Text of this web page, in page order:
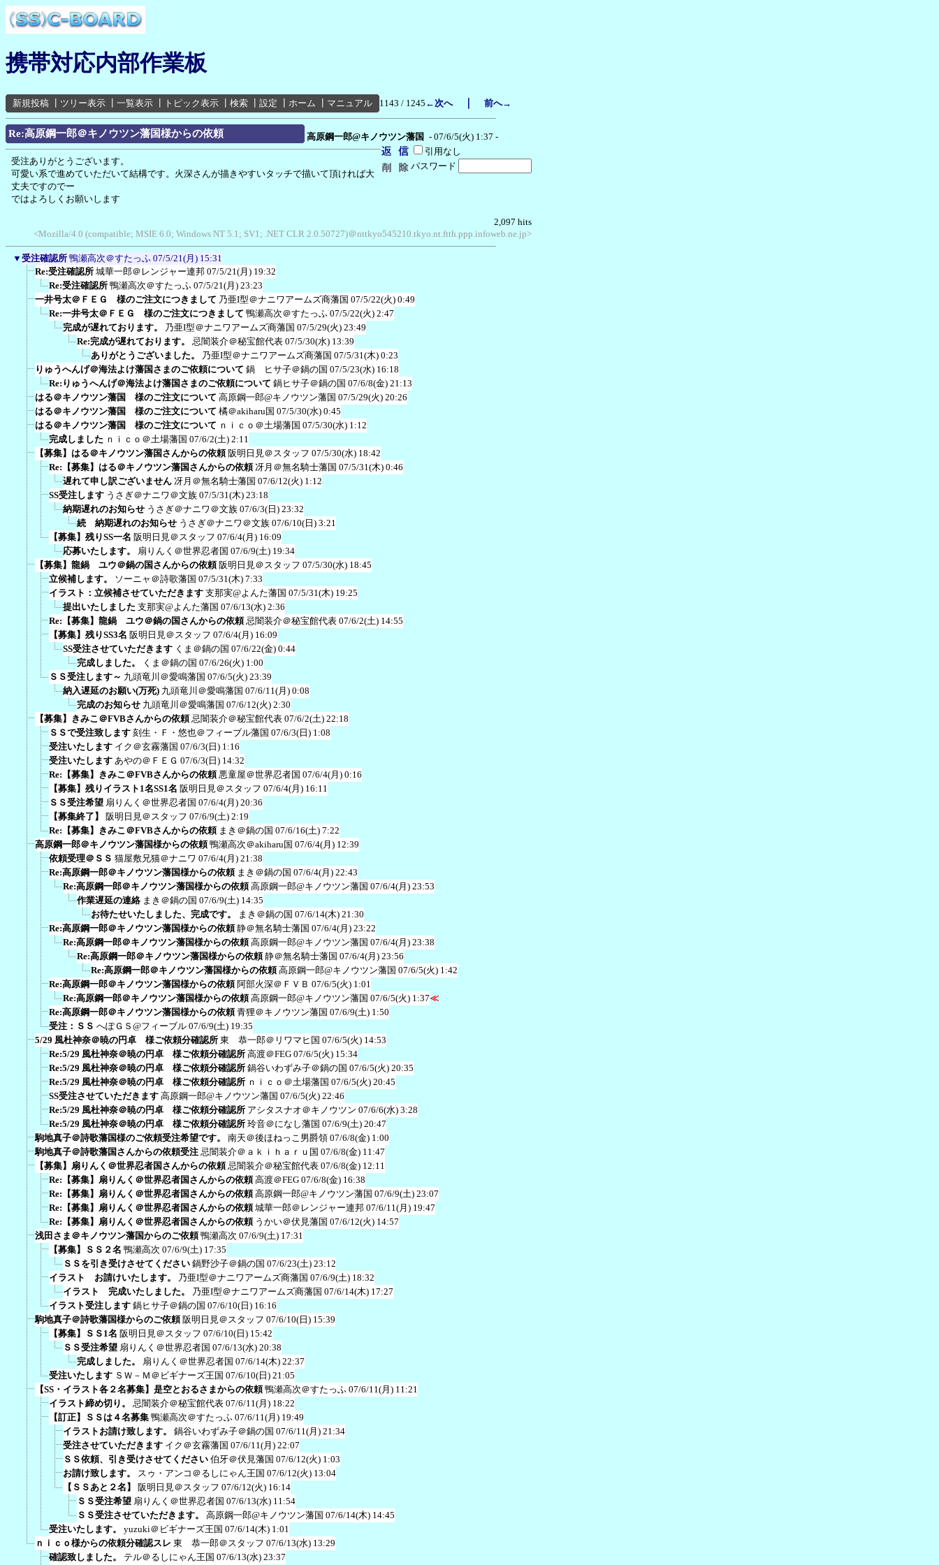
携帯対応内部作業板
新規投稿 ツリー表示 一覧表示 トピック表示 検索 設定 ホーム マニュアル 1143 / 1245 ←次へ｜ 前へ→
Re:高原鋼一郎＠キノウツン藩国様からの依頼 高原鋼一郎@キノウツン藩国 - 07/6/5(火) 1:37 -
引用なし
パスワード
受注ありがとうございます。
可愛い系で進めていただいて結構です。火深さんが描きやすいタッチで描いて頂ければ大
丈夫ですのでー
ではよろしくお願いします
2,097 hits
<Mozilla/4.0 (compatible; MSIE 6.0; Windows NT 5.1; SV1; .NET CLR 2.0.50727)＠nttkyo545210.tkyo.nt.ftth.ppp.infoweb.ne.jp>
▼ 受注確認所 鴨瀬高次＠すたっふ 07/5/21(月) 15:31
Re:受注確認所 城華一郎＠レンジャー連邦 07/5/21(月) 19:32
Re:受注確認所 鴨瀬高次＠すたっふ 07/5/21(月) 23:23
一井号太＠ＦＥＧ 様のご注文につきまして 乃亜I型＠ナニワアームズ商藩国 07/5/22(火) 0:49
Re:一井号太＠ＦＥＧ 様のご注文につきまして 鴨瀬高次＠すたっふ 07/5/22(火) 2:47
完成が遅れております。
乃亜I型＠ナニワアームズ商藩国 07/5/29(火) 23:49
Re:完成が遅れております。
忌闇装介＠秘宝館代表 07/5/30(水) 13:39
ありがとうございました。
乃亜I型＠ナニワアームズ商藩国 07/5/31(木) 0:23
りゅうへんげ＠海法よけ藩国さまのご依頼について 鍋 ヒサ子＠鍋の国 07/5/23(水) 16:18
Re:りゅうへんげ＠海法よけ藩国さまのご依頼について 鍋ヒサ子＠鍋の国 07/6/8(金) 21:13
はる＠キノウツン藩国 様のご注文について 高原鋼一郎@キノウツン藩国 07/5/29(火) 20:26
はる＠キノウツン藩国 様のご注文について 橘＠akiharu国 07/5/30(水) 0:45
はる＠キノウツン藩国 様のご注文について ｎｉｃｏ＠土場藩国 07/5/30(水) 1:12
完成しました ｎｉｃｏ＠土場藩国 07/6/2(土) 2:11
【募集】はる＠キノウツン藩国さんからの依頼 阪明日見＠スタッフ 07/5/30(水) 18:42
Re:【募集】はる＠キノウツン藩国さんからの依頼 冴月＠無名騎士藩国 07/5/31(木) 0:46
遅れて申し訳ございません 冴月＠無名騎士藩国 07/6/12(火) 1:12
SS受注します うさぎ＠ナニワ＠文族 07/5/31(木) 23:18
納期遅れのお知らせ うさぎ＠ナニワ＠文族 07/6/3(日) 23:32
続 納期遅れのお知らせ うさぎ＠ナニワ＠文族 07/6/10(日) 3:21
【募集】残りSS一名 阪明日見＠スタッフ 07/6/4(月) 16:09
応募いたします。
扇りんく＠世界忍者国 07/6/9(土) 19:34
【募集】龍鍋 ユウ＠鍋の国さんからの依頼 阪明日見＠スタッフ 07/5/30(水) 18:45
立候補します。
ソーニャ＠詩歌藩国 07/5/31(木) 7:33
イラスト：立候補させていただきます 支那実@よんた藩国 07/5/31(木) 19:25
提出いたしました 支那実@よんた藩国 07/6/13(水) 2:36
Re:【募集】龍鍋 ユウ＠鍋の国さんからの依頼 忌闇装介＠秘宝館代表 07/6/2(土) 14:55
【募集】残りSS3名 阪明日見＠スタッフ 07/6/4(月) 16:09
SS受注させていただきます くま＠鍋の国 07/6/22(金) 0:44
完成しました。
くま＠鍋の国 07/6/26(火) 1:00
ＳＳ受注します～ 九頭竜川＠愛鳴藩国 07/6/5(火) 23:39
納入遅延のお願い(万死) 九頭竜川＠愛鳴藩国 07/6/11(月) 0:08
完成のお知らせ 九頭竜川＠愛鳴藩国 07/6/12(火) 2:30
【募集】きみこ＠FVBさんからの依頼 忌闇装介＠秘宝館代表 07/6/2(土) 22:18
ＳＳで受注致します 刻生・Ｆ・悠也＠フィーブル藩国 07/6/3(日) 1:08
受注いたします イク＠玄霧藩国 07/6/3(日) 1:16
受注いたします あやの＠ＦＥＧ 07/6/3(日) 14:32
Re:【募集】きみこ＠FVBさんからの依頼 悪童屋＠世界忍者国 07/6/4(月) 0:16
【募集】残りイラスト1名SS1名 阪明日見＠スタッフ 07/6/4(月) 16:11
ＳＳ受注希望 扇りんく＠世界忍者国 07/6/4(月) 20:36
【募集終了】
阪明日見＠スタッフ 07/6/9(土) 2:19
Re:【募集】きみこ＠FVBさんからの依頼 まき＠鍋の国 07/6/16(土) 7:22
高原鋼一郎＠キノウツン藩国様からの依頼 鴨瀬高次＠akiharu国 07/6/4(月) 12:39
依頼受理＠ＳＳ 猫屋敷兄猫＠ナニワ 07/6/4(月) 21:38
Re:高原鋼一郎＠キノウツン藩国様からの依頼 まき＠鍋の国 07/6/4(月) 22:43
Re:高原鋼一郎＠キノウツン藩国様からの依頼 高原鋼一郎@キノウツン藩国 07/6/4(月) 23:53
作業遅延の連絡 まき＠鍋の国 07/6/9(土) 14:35
お待たせいたしました、完成です。
まき＠鍋の国 07/6/14(木) 21:30
Re:高原鋼一郎＠キノウツン藩国様からの依頼 静＠無名騎士藩国 07/6/4(月) 23:22
Re:高原鋼一郎＠キノウツン藩国様からの依頼 高原鋼一郎@キノウツン藩国 07/6/4(月) 23:38
Re:高原鋼一郎＠キノウツン藩国様からの依頼 静＠無名騎士藩国 07/6/4(月) 23:56
Re:高原鋼一郎＠キノウツン藩国様からの依頼 高原鋼一郎@キノウツン藩国 07/6/5(火) 1:42
Re:高原鋼一郎＠キノウツン藩国様からの依頼 阿部火深＠ＦＶＢ 07/6/5(火) 1:01
Re:高原鋼一郎＠キノウツン藩国様からの依頼 高原鋼一郎@キノウツン藩国 07/6/5(火) 1:37≪
Re:高原鋼一郎＠キノウツン藩国様からの依頼 青狸＠キノウツン藩国 07/6/9(土) 1:50
受注：ＳＳ へぽＧＳ@フィーブル 07/6/9(土) 19:35
5/29 風杜神奈＠暁の円卓 様ご依頼分確認所 東 恭一郎＠リワマヒ国 07/6/5(火) 14:53
Re:5/29 風杜神奈＠暁の円卓 様ご依頼分確認所 高渡＠FEG 07/6/5(火) 15:34
Re:5/29 風杜神奈＠暁の円卓 様ご依頼分確認所 鍋谷いわずみ子＠鍋の国 07/6/5(火) 20:35
Re:5/29 風杜神奈＠暁の円卓 様ご依頼分確認所 ｎｉｃｏ＠土場藩国 07/6/5(火) 20:45
SS受注させていただきます 高原鋼一郎@キノウツン藩国 07/6/5(火) 22:46
Re:5/29 風杜神奈＠暁の円卓 様ご依頼分確認所 アシタスナオ＠キノウツン 07/6/6(水) 3:28
Re:5/29 風杜神奈＠暁の円卓 様ご依頼分確認所 玲音＠になし藩国 07/6/9(土) 20:47
駒地真子＠詩歌藩国様のご依頼受注希望です。
南天＠後ほねっこ男爵領 07/6/8(金) 1:00
駒地真子＠詩歌藩国さんからの依頼受注 忌闇装介＠ａｋｉｈａｒｕ国 07/6/8(金) 11:47
【募集】扇りんく＠世界忍者国さんからの依頼 忌闇装介＠秘宝館代表 07/6/8(金) 12:11
Re:【募集】扇りんく＠世界忍者国さんからの依頼 高渡＠FEG 07/6/8(金) 16:38
Re:【募集】扇りんく＠世界忍者国さんからの依頼 高原鋼一郎@キノウツン藩国 07/6/9(土) 23:07
Re:【募集】扇りんく＠世界忍者国さんからの依頼 城華一郎＠レンジャー連邦 07/6/11(月) 19:47
Re:【募集】扇りんく＠世界忍者国さんからの依頼 うかい＠伏見藩国 07/6/12(火) 14:57
浅田さま＠キノウツン藩国からのご依頼 鴨瀬高次 07/6/9(土) 17:31
【募集】ＳＳ２名 鴨瀬高次 07/6/9(土) 17:35
ＳＳを引き受けさせてください 鍋野沙子＠鍋の国 07/6/23(土) 23:12
イラスト お請けいたします。
乃亜I型＠ナニワアームズ商藩国 07/6/9(土) 18:32
イラスト 完成いたしました。
乃亜I型＠ナニワアームズ商藩国 07/6/14(木) 17:27
イラスト受注します 鍋ヒサ子＠鍋の国 07/6/10(日) 16:16
駒地真子＠詩歌藩国様からのご依頼 阪明日見＠スタッフ 07/6/10(日) 15:39
【募集】ＳＳ1名 阪明日見＠スタッフ 07/6/10(日) 15:42
ＳＳ受注希望 扇りんく＠世界忍者国 07/6/13(水) 20:38
完成しました。
扇りんく＠世界忍者国 07/6/14(木) 22:37
受注いたします ＳＷ－Ｍ＠ビギナーズ王国 07/6/10(日) 21:05
【SS・イラスト各２名募集】是空とおるさまからの依頼 鴨瀬高次＠すたっふ 07/6/11(月) 11:21
イラスト締め切り。
忌闇装介＠秘宝館代表 07/6/11(月) 18:22
【訂正】ＳＳは４名募集 鴨瀬高次＠すたっふ 07/6/11(月) 19:49
イラストお請け致します。
鍋谷いわずみ子＠鍋の国 07/6/11(月) 21:34
受注させていただきます イク＠玄霧藩国 07/6/11(月) 22:07
ＳＳ依頼、引き受けさせてください 伯牙＠伏見藩国 07/6/12(火) 1:03
お請け致します。
スゥ・アンコ＠るしにゃん王国 07/6/12(火) 13:04
【ＳＳあと２名】
阪明日見＠スタッフ 07/6/12(火) 16:14
ＳＳ受注希望 扇りんく＠世界忍者国 07/6/13(水) 11:54
ＳＳ受注させていただきます。
高原鋼一郎@キノウツン藩国 07/6/14(木) 14:45
受注いたします。
yuzuki＠ビギナーズ王国 07/6/14(木) 1:01
ｎｉｃｏ様からの依頼分確認スレ 東 恭一郎＠スタッフ 07/6/13(水) 13:29
確認致しました。
テル＠るしにゃん王国 07/6/13(水) 23:37